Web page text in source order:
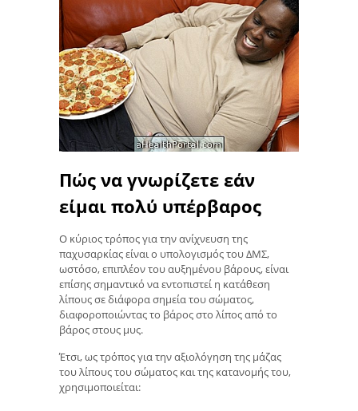
Πώς να γνωρίζετε εάν
είμαι πολύ υπέρβαρος
Ο κύριος τρόπος για την ανίχνευση της
παχυσαρκίας είναι ο υπολογισμός του ΔΜΣ,
ωστόσο, επιπλέον του αυξημένου βάρους, είναι
επίσης σημαντικό να εντοπιστεί η κατάθεση
λίπους σε διάφορα σημεία του σώματος,
διαφοροποιώντας το βάρος στο λίπος από το
βάρος στους μυς.
Έτσι, ως τρόπος για την αξιολόγηση της μάζας
του λίπους του σώματος και της κατανομής του,
χρησιμοποιείται: